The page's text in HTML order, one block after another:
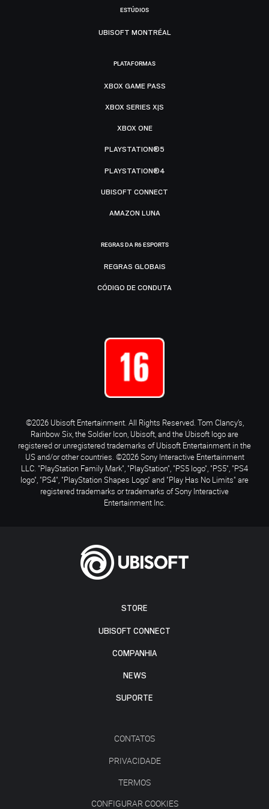
STORE
UBISOFT CONNECT
COMPANHIA
NEWS
SUPORTE
CONTATOS
PRIVACIDADE
TERMOS
CONFIGURAR COOKIES
ESTÚDIOS
UBISOFT MONTRÉAL
PLATAFORMAS
XBOX GAME PASS
XBOX SERIES X|S
XBOX ONE
PLAYSTATION®5
PLAYSTATION®4
UBISOFT CONNECT
AMAZON LUNA
REGRAS DA R6 ESPORTS
REGRAS GLOBAIS
CÓDIGO DE CONDUTA
©2026 Ubisoft Entertainment. All Rights Reserved. Tom Clancy’s,
Rainbow Six, the Soldier Icon, Ubisoft, and the Ubisoft logo are
registered or unregistered trademarks of Ubisoft Entertainment in the
US and/or other countries. ©2026 Sony Interactive Entertainment
LLC. "PlayStation Family Mark", "PlayStation", "PS5 logo", "PS5", "PS4
logo", "PS4", "PlayStation Shapes Logo" and "Play Has No Limits" are
registered trademarks or trademarks of Sony Interactive
Entertainment Inc.